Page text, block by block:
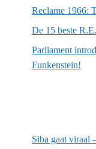
Reclame 1966:
De 15 beste
Parliament
Funkenstein!
Siba gaat viraal